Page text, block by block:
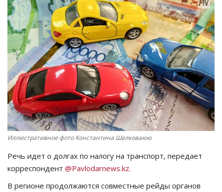
МИР
СПЕЦПРОЕКТЫ
СПОРТ
Чек-лист
РАЗВЛЕЧЕНИЯ
OFFICIAL
Курултай
Язык
Иллюстративное фото Константина Шелковаюю
Речь идет о долгах по налогу на транспорт, передает
корреспондент @Pavlodarnews.kz.
В регионе продолжаются совместные рейды органов